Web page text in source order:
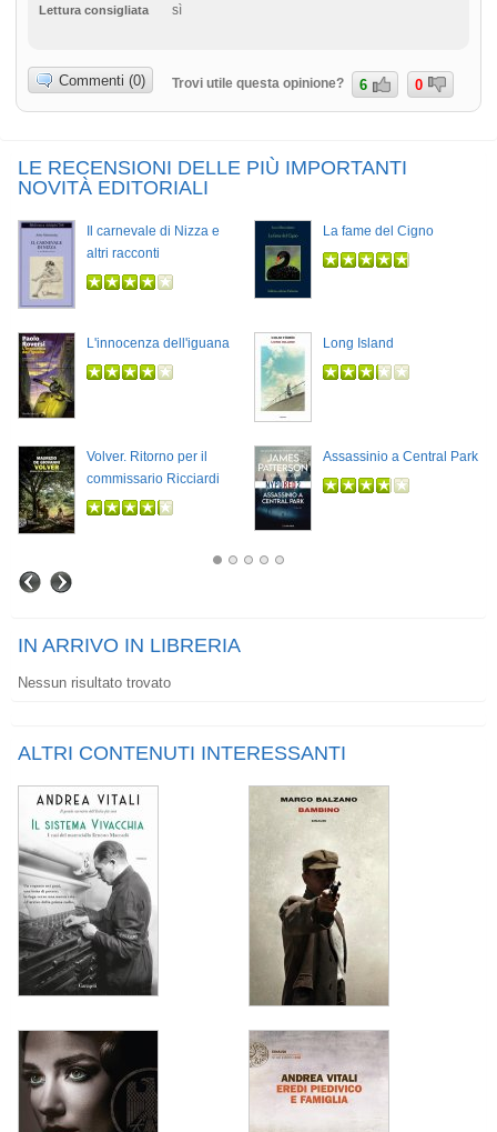
Lettura consigliata sì
Commenti (0) Trovi utile questa opinione? 6 0
LE RECENSIONI DELLE PIÙ IMPORTANTI
NOVITÀ EDITORIALI
Il carnevale di Nizza e
altri racconti
La fame del Cigno
L'innocenza dell'iguana Long Island
Volver. Ritorno per il
commissario Ricciardi
Assassinio a Central Park
IN ARRIVO IN LIBRERIA
Nessun risultato trovato
ALTRI CONTENUTI INTERESSANTI